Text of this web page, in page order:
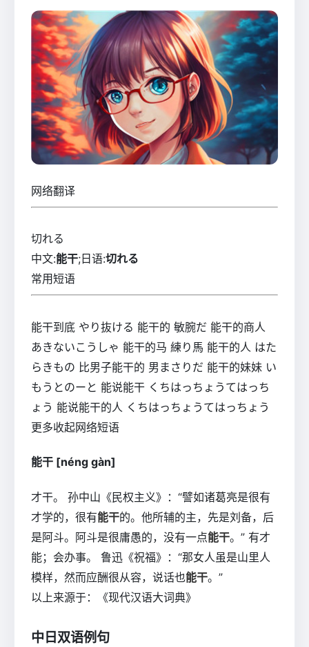
网络翻译
切れる
中文:能干;日语:切れる
常用短语
能干到底 やり抜ける 能干的 敏腕だ 能干的商人
あきないこうしゃ 能干的马 練り馬 能干的人 はた
らきもの 比男子能干的 男まさりだ 能干的妹妹 い
もうとのーと 能说能干 くちはっちょうてはっち
ょう 能说能干的人 くちはっちょうてはっちょう
更多收起网络短语
能干 [néng gàn]
才干。 孙中山《民权主义》：“譬如诸葛亮是很有
才学的，很有能干的。他所辅的主，先是刘备，后
是阿斗。阿斗是很庸愚的，没有一点能干。” 有才
能；会办事。 鲁迅《祝福》：“那女人虽是山里人
模样，然而应酬很从容，说话也能干。”
以上来源于：《现代汉语大词典》
中日双语例句